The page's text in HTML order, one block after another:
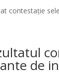
contestație
de